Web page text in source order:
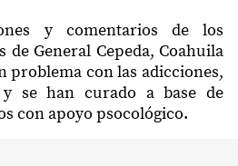
y comentarios de los
General Cepeda, Coahuila
problema con las adicciones,
se han curado a base de
con apoyo psocológico.